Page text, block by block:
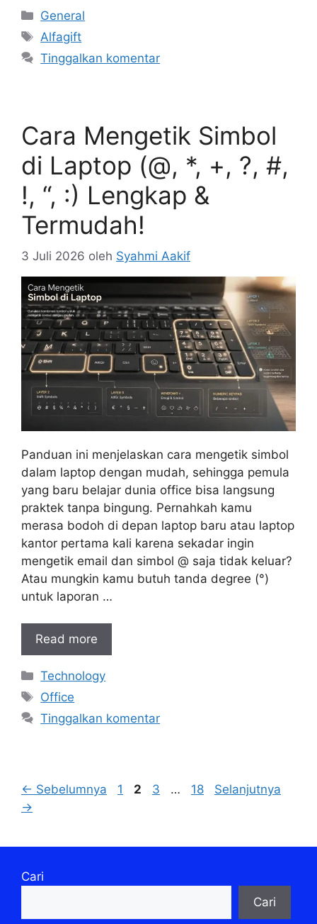
Kategori
General
Tag
Alfagift
Tinggalkan komentar
Cara Mengetik Simbol
di Laptop (@, *, +, ?, #,
!, “, :) Lengkap &
Termudah!
3 Juli 2026 oleh Syahmi Aakif
Panduan ini menjelaskan cara mengetik simbol
dalam laptop dengan mudah, sehingga pemula
yang baru belajar dunia office bisa langsung
praktek tanpa bingung. Pernahkah kamu
merasa bodoh di depan laptop baru atau laptop
kantor pertama kali karena sekadar ingin
mengetik email dan simbol @ saja tidak keluar?
Atau mungkin kamu butuh tanda degree (°)
untuk laporan …
Read more
Kategori
Technology
Tag
Office
Tinggalkan komentar
← Sebelumnya Halaman
1 Halaman
2 Halaman
3 … Halaman
18
Selanjutnya
→
Cari
Cari